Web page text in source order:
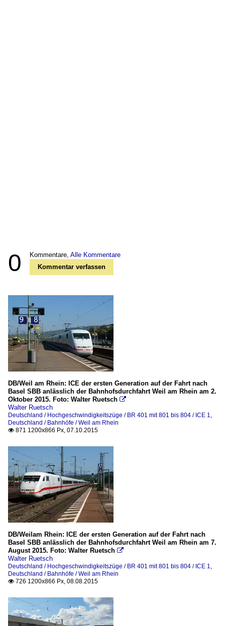
0 Kommentare, Alle Kommentare
Kommentar verfassen
DB/Weil am Rhein: ICE der ersten Generation auf der Fahrt nach
Basel SBB anlässlich der Bahnhofsdurchfahrt Weil am Rhein am 2.
Oktober 2015. Foto: Walter Ruetsch 
Walter Ruetsch
Deutschland / Hochgeschwindigkeitszüge / BR 401 mit 801 bis 804 / ICE 1
Deutschland / Bahnhöfe / Weil am Rhein
 871 1200x866 Px, 07.10.2015
DB/Weilam Rhein: ICE der ersten Generation auf der Fahrt nach
Basel SBB anlässlich der Bahnhofsdurchfahrt Weil am Rhein am 7.
August 2015. Foto: Walter Ruetsch 
Walter Ruetsch
Deutschland / Hochgeschwindigkeitszüge / BR 401 mit 801 bis 804 / ICE 1
Deutschland / Bahnhöfe / Weil am Rhein
 726 1200x866 Px, 08.08.2015